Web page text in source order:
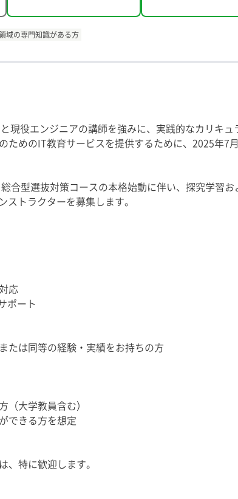
域の専門知識がある方
現役エンジニアの講師を強みに、実践的なカリキ
ためのIT教育サービスを提供するために、2025年7
合型選抜対策コースの本格始動に伴い、探究学習
トラクターを募集します。
応
ポート
たは同等の経験・実績をお持ちの方
（大学教員含む）
できる方を想定
、特に歓迎します。